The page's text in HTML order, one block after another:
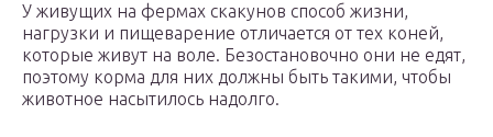
У живущих на фермах скакунов способ жизни,
нагрузки и пищеварение отличается от тех коней,
которые живут на воле. Безостановочно они не едят,
поэтому корма для них должны быть такими, чтобы
животное насытилось надолго.